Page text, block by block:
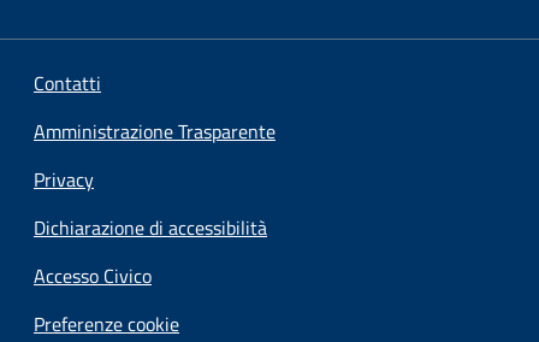
Contatti
Amministrazione Trasparente
Privacy
Dichiarazione di accessibilità
Accesso Civico
Preferenze cookie